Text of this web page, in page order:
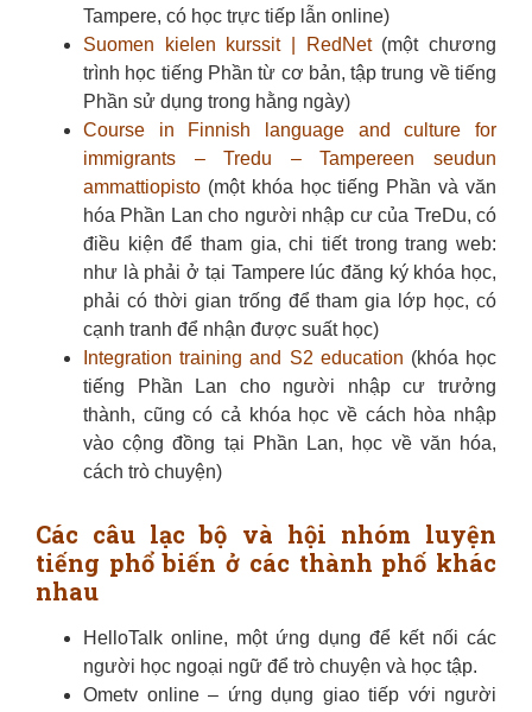
Tampere, có học trực tiếp lẫn online)
Suomen kielen kurssit | RedNet(một chương
trình học tiếng Phần từ cơ bản, tập trung về tiếng
Phần sử dụng trong hằng ngày)
Course in Finnish language and culture for
immigrants – Tredu – Tampereen seudun
ammattiopisto (một khóa học tiếng Phần và văn
hóa Phần Lan cho người nhập cư của TreDu, có
điều kiện để tham gia, chi tiết trong trang web:
như là phải ở tại Tampere lúc đăng ký khóa học,
phải có thời gian trống để tham gia lớp học, có
cạnh tranh để nhận được suất học)
Integration training and S2 education (khóa học
tiếng Phần Lan cho người nhập cư trưởng
thành, cũng có cả khóa học về cách hòa nhập
vào cộng đồng tại Phần Lan, học về văn hóa,
cách trò chuyện)
Các câu lạc bộ và hội nhóm luyện
tiếng phổ biến ở các thành phố khác
nhau
HelloTalk online, một ứng dụng để kết nối các
người học ngoại ngữ để trò chuyện và học tập.
Ometv online – ứng dụng giao tiếp với người